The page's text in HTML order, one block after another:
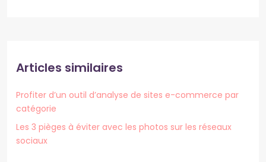
Articles similaires
Profiter d’un outil d’analyse de sites e-commerce par
catégorie
Les 3 pièges à éviter avec les photos sur les réseaux
sociaux